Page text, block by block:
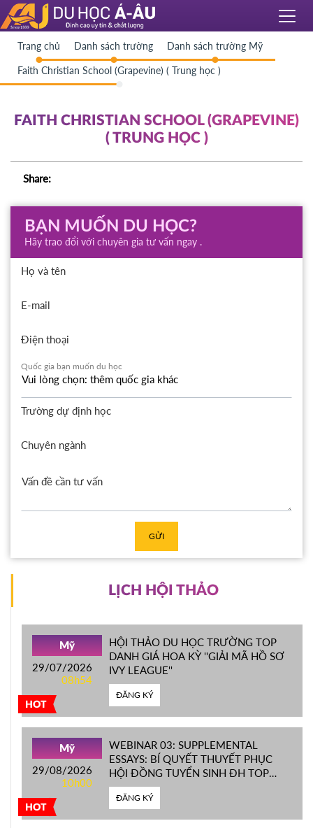
Trang chủ Danh sách trường Danh sách trường Mỹ
Faith Christian School (Grapevine) ( Trung học )
FAITH CHRISTIAN SCHOOL (GRAPEVINE)
( TRUNG HỌC )
Share:
BẠN MUỐN DU HỌC?
Hãy trao đổi với chuyên gia tư vấn ngay .
Họ và tên
E-mail
Điện thoại
Quốc gia bạn muốn du học
Trường dự định học
Chuyên ngành
GỬI
LỊCH HỘI THẢO
HOT
Mỹ
29/07/2026
08h54
HỘI THẢO DU HỌC TRƯỜNG TOP
DANH GIÁ HOA KỲ ''GIẢI MÃ HỒ SƠ
IVY LEAGUE''
ĐĂNG KÝ
HOT
Mỹ
29/08/2026
10h00
WEBINAR 03: SUPPLEMENTAL
ESSAYS: BÍ QUYẾT THUYẾT PHỤC
HỘI ĐỒNG TUYỂN SINH ĐH TOP
ĐẦU MỸ
ĐĂNG KÝ